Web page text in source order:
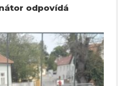
odpovídá